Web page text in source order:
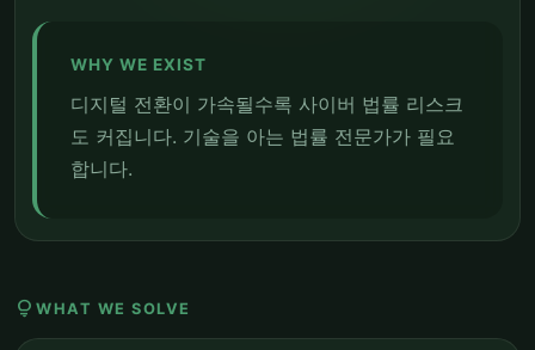
WHY WE EXIST
디지털 전환이 가속될수록 사이버 법률 리스크
도 커집니다. 기술을 아는 법률 전문가가 필요
합니다.
lightbulb WHAT WE SOLVE